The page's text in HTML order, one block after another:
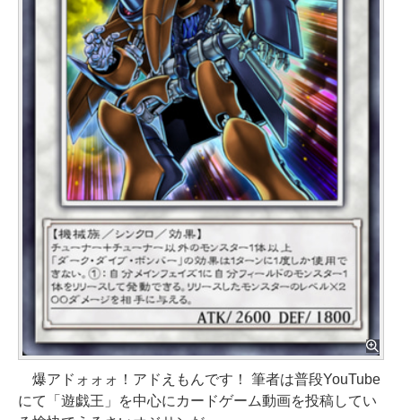
爆アドォォォ！アドえもんです！ 筆者は普段YouTube
にて「遊戯王」を中心にカードゲーム動画を投稿してい